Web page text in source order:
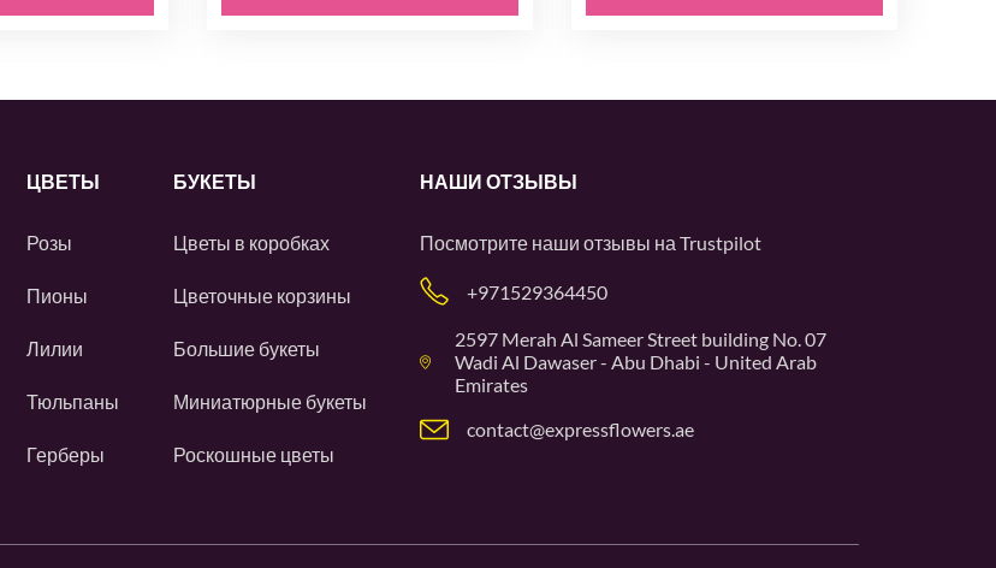
ЦВЕТЫ
Розы
Пионы
Лилии
Тюльпаны
Герберы
БУКЕТЫ
Цветы в коробках
Цветочные корзины
Большие букеты
Миниатюрные букеты
Роскошные цветы
НАШИ ОТЗЫВЫ
Посмотрите наши отзывы на Trustpilot
+971529364450
2597 Merah Al Sameer Street building No. 07
Wadi Al Dawaser - Abu Dhabi - United Arab
Emirates
contact@expressflowers.ae